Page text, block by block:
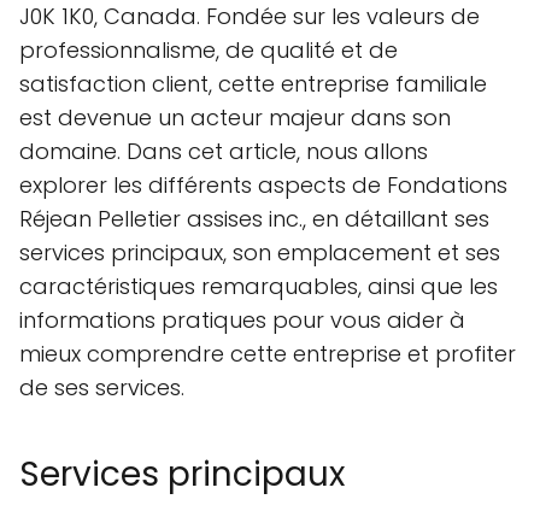
J0K 1K0, Canada. Fondée sur les valeurs de
professionnalisme, de qualité et de
satisfaction client, cette entreprise familiale
est devenue un acteur majeur dans son
domaine. Dans cet article, nous allons
explorer les différents aspects de Fondations
Réjean Pelletier assises inc., en détaillant ses
services principaux, son emplacement et ses
caractéristiques remarquables, ainsi que les
informations pratiques pour vous aider à
mieux comprendre cette entreprise et profiter
de ses services.
Services principaux